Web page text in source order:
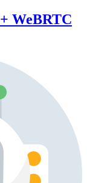
WeBRTC